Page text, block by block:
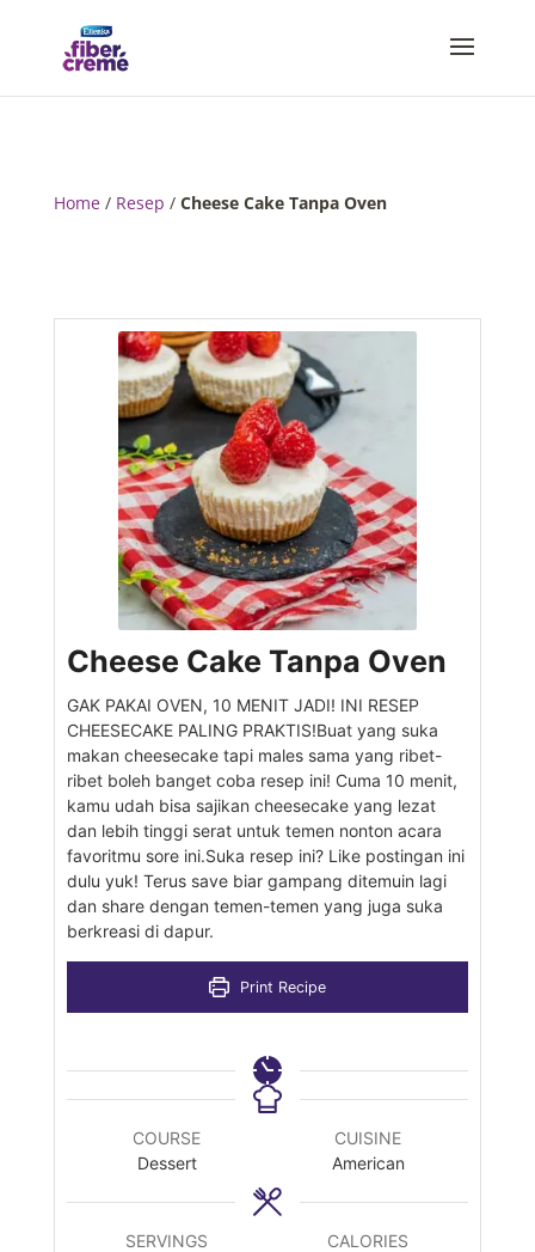
Home/ Resep / Cheese Cake Tanpa Oven
Cheese Cake Tanpa Oven
GAK PAKAI OVEN, 10 MENIT JADI! INI RESEP
CHEESECAKE PALING PRAKTIS!Buat yang suka
makan cheesecake tapi males sama yang ribet-
ribet boleh banget coba resep ini! Cuma 10 menit,
kamu udah bisa sajikan cheesecake yang lezat
dan lebih tinggi serat untuk temen nonton acara
favoritmu sore ini.Suka resep ini? Like postingan ini
dulu yuk! Terus save biar gampang ditemuin lagi
dan share dengan temen-temen yang juga suka
berkreasi di dapur.
Print Recipe
COURSE
Dessert
CUISINE
American
SERVINGS
CALORIES